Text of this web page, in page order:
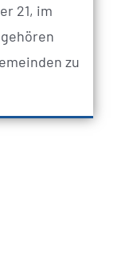
21, im
zu